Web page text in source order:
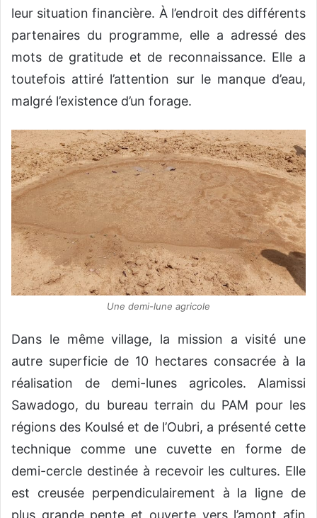
leur situation financière. À l’endroit des différents
partenaires du programme, elle a adressé des
mots de gratitude et de reconnaissance. Elle a
toutefois attiré l’attention sur le manque d’eau,
malgré l’existence d’un forage.
Une demi-lune agricole
Dans le même village, la mission a visité une
autre superficie de 10 hectares consacrée à la
réalisation de demi-lunes agricoles. Alamissi
Sawadogo, du bureau terrain du PAM pour les
régions des Koulsé et de l’Oubri, a présenté cette
technique comme une cuvette en forme de
demi-cercle destinée à recevoir les cultures. Elle
est creusée perpendiculairement à la ligne de